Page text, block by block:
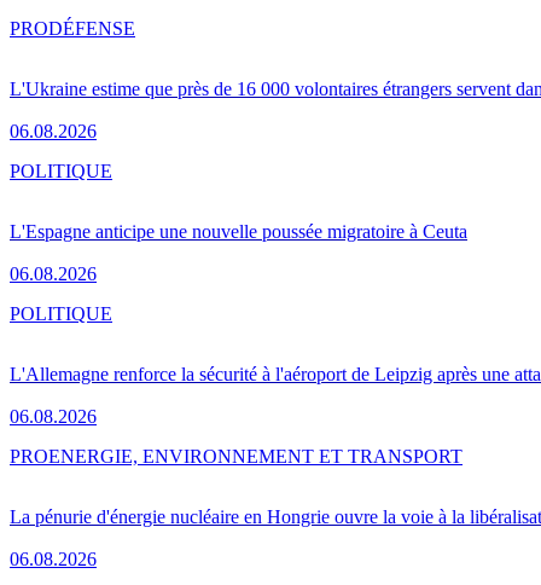
L'Ukraine estime que près de 16 000 volontaires étrangers servent
06.08.2026
PRODÉFENSE
L'Espagne anticipe une nouvelle poussée migratoire à Ceuta
06.08.2026
POLITIQUE
L'Allemagne renforce la sécurité à l'aéroport de Leipzig après une
06.08.2026
POLITIQUE
La pénurie d'énergie nucléaire en Hongrie ouvre la voie à la
06.08.2026
PROENERGIE, ENVIRONNEMENT ET TRANSPORT